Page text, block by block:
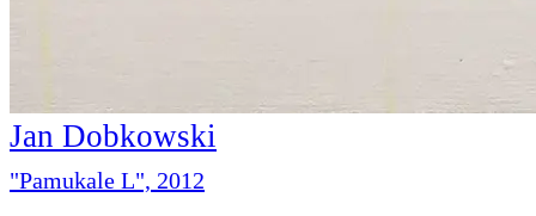
Jan Dobkowski
"Pamukale L", 2012